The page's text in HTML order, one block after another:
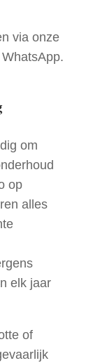
via onze
om
op
alles
elk jaar
of